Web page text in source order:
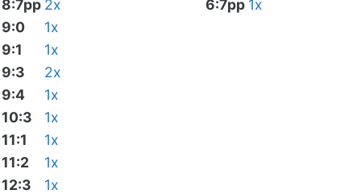
8:7pp 2x
9:0
1x
9:1
1x
9:3
2x
9:4
1x
10:3
1x
11:1
1x
11:2
1x
12:3
1x
6:7pp 1x